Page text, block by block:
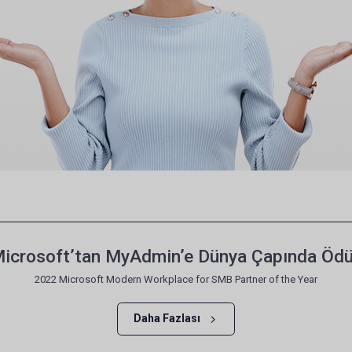
MyAdmin’e Dünya Çapında
2022 Microsoft Modern Workplace for SMB Partner of the Year
Daha Fazlası